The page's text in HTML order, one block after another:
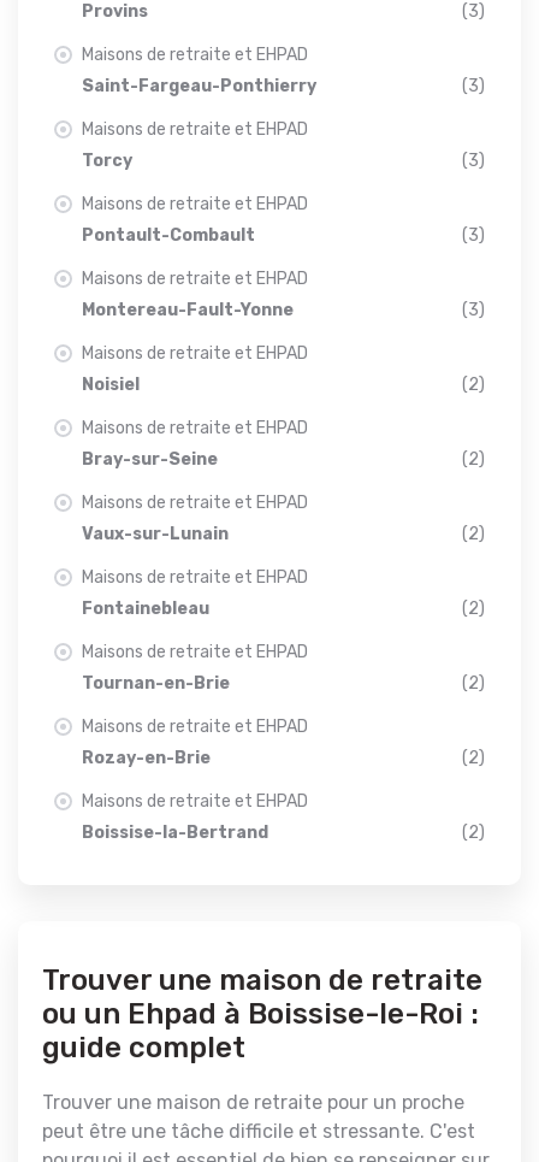
Provins
(3)
Maisons de retraite et EHPAD
Saint-Fargeau-Ponthierry
(3)
Maisons de retraite et EHPAD
Torcy
(3)
Maisons de retraite et EHPAD
Pontault-Combault
(3)
Maisons de retraite et EHPAD
Montereau-Fault-Yonne
(3)
Maisons de retraite et EHPAD
Noisiel
(2)
Maisons de retraite et EHPAD
Bray-sur-Seine
(2)
Maisons de retraite et EHPAD
Vaux-sur-Lunain
(2)
Maisons de retraite et EHPAD
Fontainebleau
(2)
Maisons de retraite et EHPAD
Tournan-en-Brie
(2)
Maisons de retraite et EHPAD
Rozay-en-Brie
(2)
Maisons de retraite et EHPAD
Boissise-la-Bertrand
(2)
Trouver une maison de retraite
ou un Ehpad à Boissise-le-Roi :
guide complet
Trouver une maison de retraite pour un proche
peut être une tâche difficile et stressante. C'est